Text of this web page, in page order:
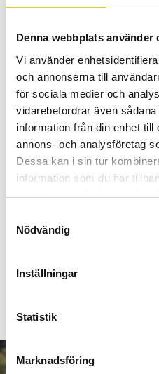
Denna webbplats använder
Vi använder
och annonserna till
för sociala medier och
vidarebefordrar även
information från din enhet till
annons- och analysföretag
Dessa kan i sin tur
information som du har
samlat in när du har använt
s
v
Nödvändig
Inställningar
Statistik
Marknadsföring
Certifierad cykelservice & Shimano Service
Allt inom cykel på ett ställe
Kunnig personal och hög kundnöjdhet
Artikelnr
Topeak Defender XC11
Defender XC11 är en
bakskärm. En säker